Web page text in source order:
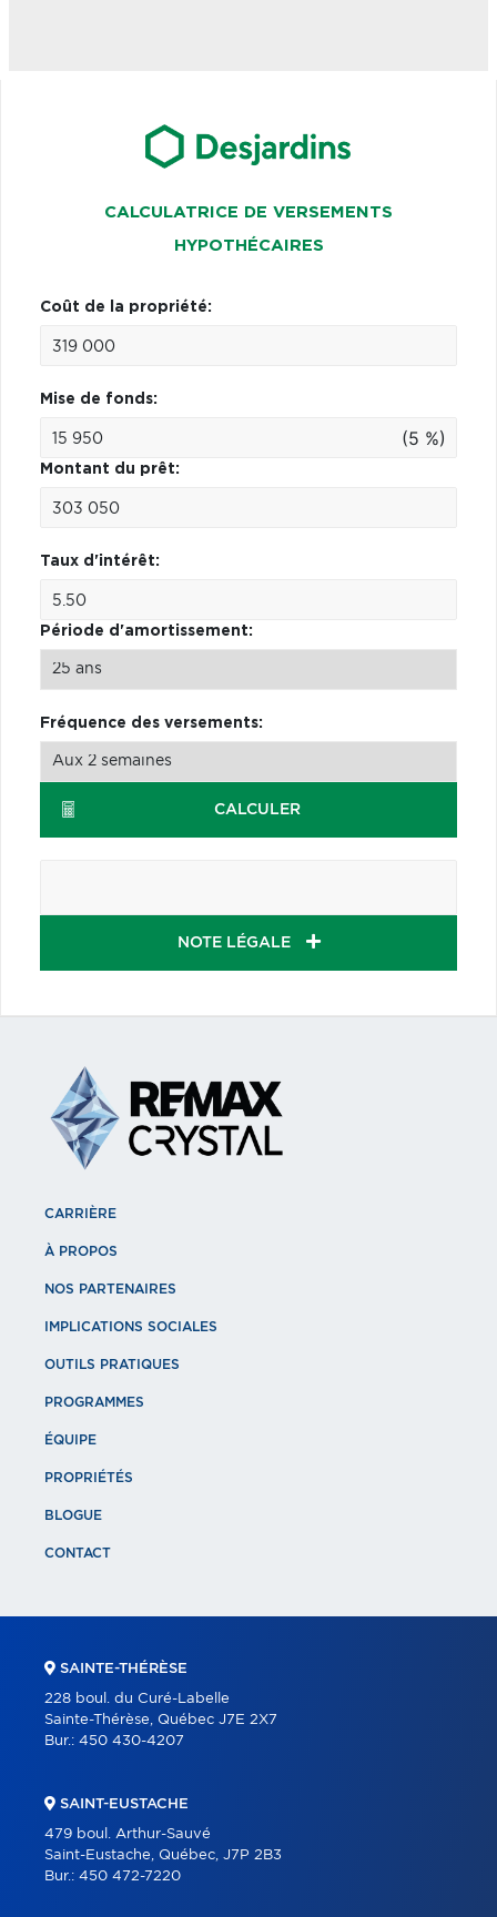
CALCULATRICE DE VERSEMENTS
HYPOTHÉCAIRES
Coût de la propriété:
Mise de fonds:
(5 %)
Montant du prêt:
Taux d'intérêt:
Période d'amortissement:
Fréquence des versements:
CALCULER
NOTE LÉGALE
CARRIÈRE
À PROPOS
NOS PARTENAIRES
IMPLICATIONS SOCIALES
OUTILS PRATIQUES
PROGRAMMES
ÉQUIPE
PROPRIÉTÉS
BLOGUE
CONTACT
SAINTE-THÉRÈSE
228 boul. du Curé-Labelle
Sainte-Thérèse, Québec J7E 2X7
Bur.: 450 430-4207
SAINT-EUSTACHE
479 boul. Arthur-Sauvé
Saint-Eustache, Québec, J7P 2B3
Bur.: 450 472-7220